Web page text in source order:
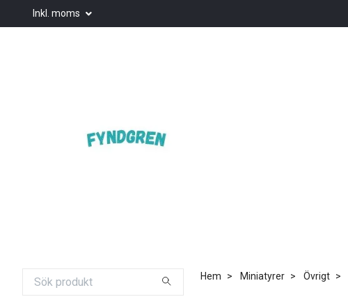
Inkl. moms
Hem Miniatyrer Övrigt